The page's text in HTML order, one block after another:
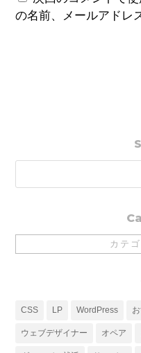
の名前、メールアドレ
CSS LP WordPress
ウェブデザイナー オペア